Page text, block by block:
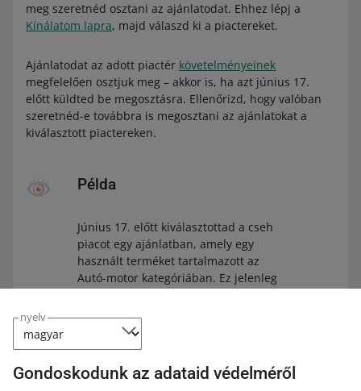
nyelv
Gondoskodunk az adataid védelméről
meg szeretnéd osztani az ajánlatodat. Ehhez lépj a
Kínálatom lapra, majd válaszd ki a piactereket.
Ajánlatodat az adott piactér követelményeinek
megfelelően osztjuk meg – akkor is, ha azt június 17.
előtt küldted be megosztásra. Ellenőrizd, hogy valóban
szeretnéd-e továbbra is megosztani az ajánlatokat a
kiválasztott piactereken.
Példa
Június 17. előtt kiválasztottad a cseh
piacot egy ajánlatban, amely egy
használt terméket tartalmazott az
Autó-motor kategóriában. Ez jelenleg
automatikusan megosztjuk –
amennyiben megfelel az összes
követelménynek.